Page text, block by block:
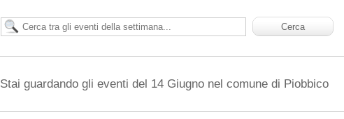
Stai guardando gli eventi del 14 Giugno nel comune di Piobbico